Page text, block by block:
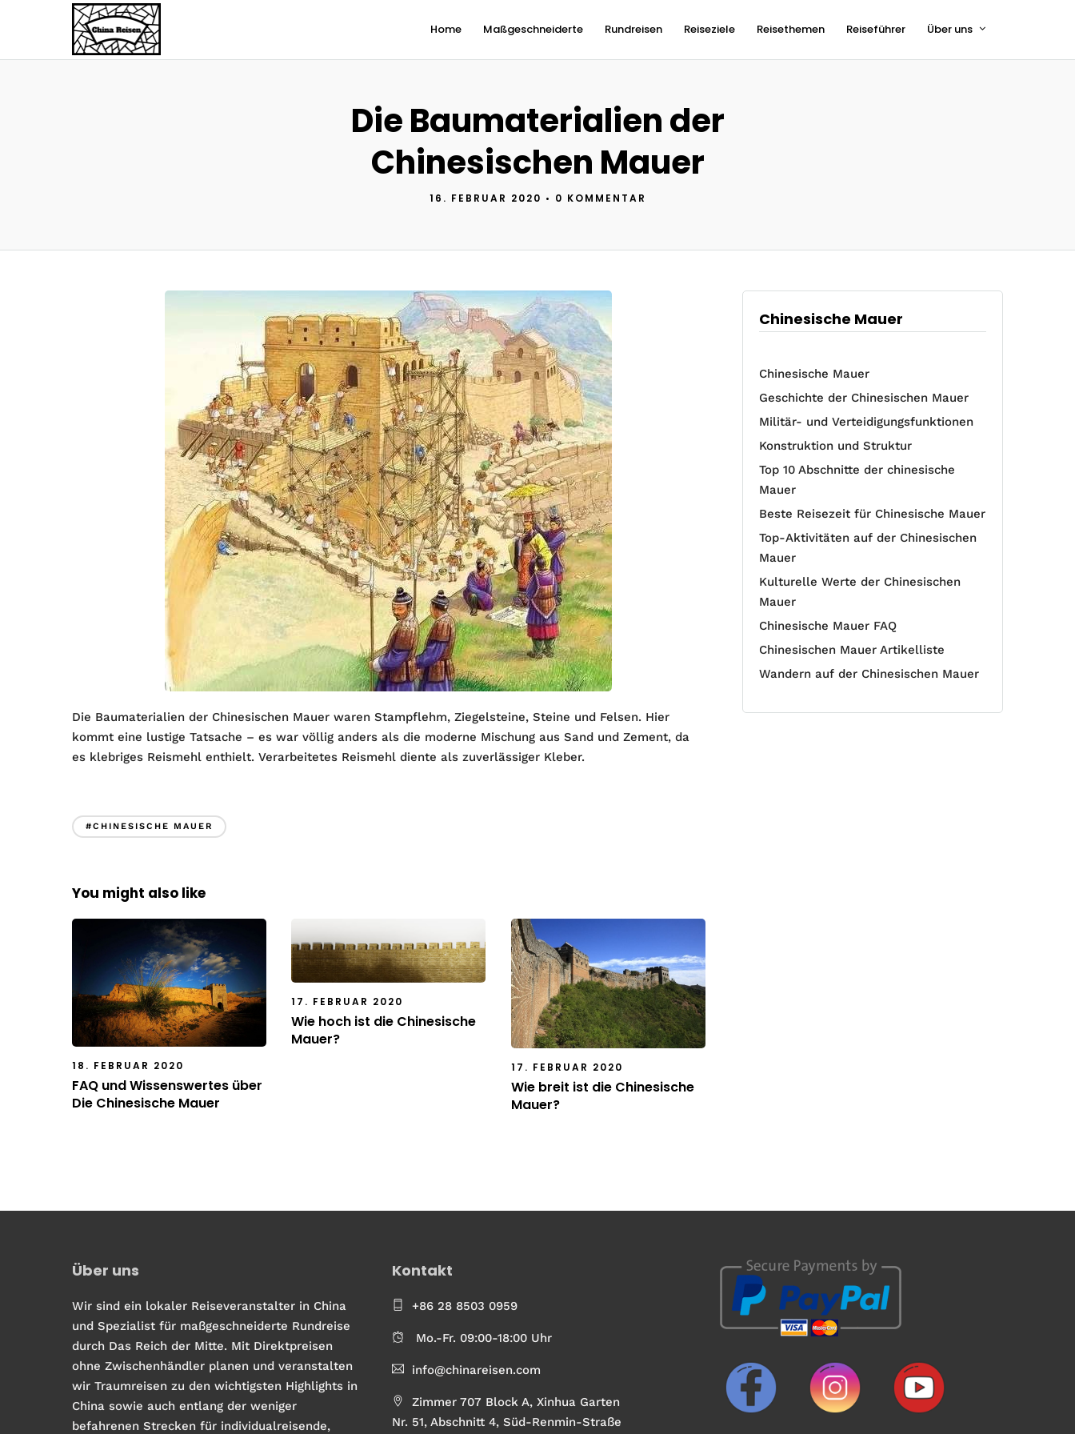
Home Maßgeschneiderte Rundreisen Reiseziele Reisethemen Reiseführer Über uns
Die Baumaterialien der
Chinesischen Mauer
16. FEBRUAR 2020 • 0 KOMMENTAR
Die Baumaterialien der Chinesischen Mauer waren Stampflehm, Ziegelsteine, Steine und Felsen. Hier
kommt eine lustige Tatsache – es war völlig anders als die moderne Mischung aus Sand und Zement, da
es klebriges Reismehl enthielt. Verarbeitetes Reismehl diente als zuverlässiger Kleber.
#CHINESISCHE MAUER
You might also like
18. FEBRUAR 2020
FAQ und Wissenswertes über
Die Chinesische Mauer
17. FEBRUAR 2020
Wie hoch ist die Chinesische
Mauer?
17. FEBRUAR 2020
Wie breit ist die Chinesische
Mauer?
Chinesische Mauer
Chinesische Mauer
Geschichte der Chinesischen Mauer
Militär- und Verteidigungsfunktionen
Konstruktion und Struktur
Top 10 Abschnitte der chinesische
Mauer
Beste Reisezeit für Chinesische Mauer
Top-Aktivitäten auf der Chinesischen
Mauer
Kulturelle Werte der Chinesischen
Mauer
Chinesische Mauer FAQ
Chinesischen Mauer Artikelliste
Wandern auf der Chinesischen Mauer
Über uns
Wir sind ein lokaler Reiseveranstalter in China
und Spezialist für maßgeschneiderte Rundreise
durch Das Reich der Mitte. Mit Direktpreisen
ohne Zwischenhändler planen und veranstalten
wir Traumreisen zu den wichtigsten Highlights in
China sowie auch entlang der weniger
befahrenen Strecken für individualreisende,
Kontakt
+86 28 8503 0959
Mo.-Fr. 09:00-18:00 Uhr
info@chinareisen.com
Zimmer 707 Block A, Xinhua Garten
Nr. 51, Abschnitt 4, Süd-Renmin-Straße